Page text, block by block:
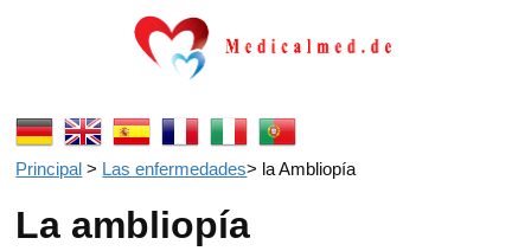
Principal > Las enfermedades> la Ambliopía
La ambliopía